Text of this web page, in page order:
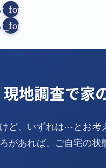
地調査で家
ど、いずれは⋯とお考
があれば、ご自宅の